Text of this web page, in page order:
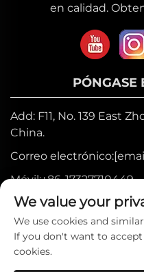
en calidad.
PÓNGASE
Add: F11, No. 139 East
China.
Correo electrónico:
Móvil:+86-17327710449
Tel:+86-025-84573776
Derechos de
Home Collection
We value your
We use cookies and
If you don't want to
cookies.